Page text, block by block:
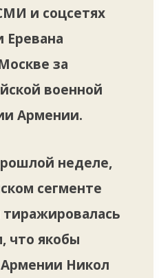
и соцсетях
Еревана
за
военной
Армении.
неделе,
сегменте
что якобы
Никол